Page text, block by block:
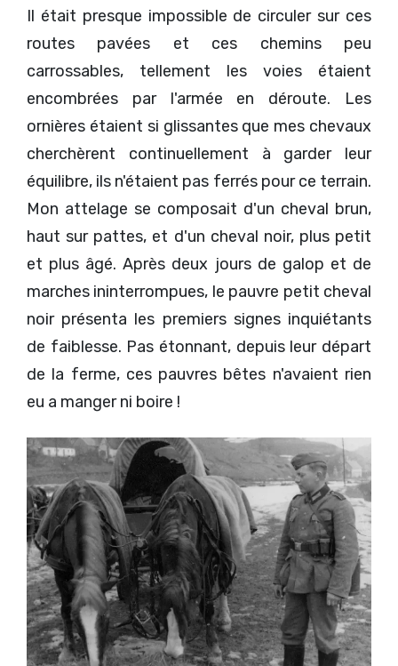
Il était presque impossible de circuler sur ces
routes pavées et ces chemins peu
carrossables, tellement les voies étaient
encombrées par l'armée en déroute. Les
ornières étaient si glissantes que mes chevaux
cherchèrent continuellement à garder leur
équilibre, ils n'étaient pas ferrés pour ce terrain.
Mon attelage se composait d'un cheval brun,
haut sur pattes, et d'un cheval noir, plus petit
et plus âgé. Après deux jours de galop et de
marches ininterrompues, le pauvre petit cheval
noir présenta les premiers signes inquiétants
de faiblesse. Pas étonnant, depuis leur départ
de la ferme, ces pauvres bêtes n'avaient rien
eu a manger ni boire !